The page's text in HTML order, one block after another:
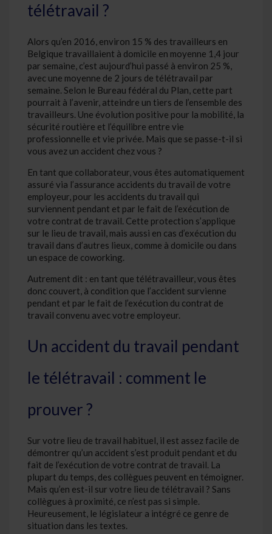
télétravail ?
Alors qu’en 2016, environ 15 % des travailleurs en
Belgique travaillaient à domicile en moyenne 1,4 jour
par semaine, c’est aujourd’hui passé à environ 25 %,
avec une moyenne de 2 jours de télétravail par
semaine. Selon le Bureau fédéral du Plan, cette part
pourrait à l’avenir, atteindre un tiers de l’ensemble des
travailleurs. Une évolution positive pour la mobilité, la
sécurité routière et l’équilibre entre vie
professionnelle et vie privée. Mais que se passe-t-il si
vous avez un accident chez vous ?
En tant que collaborateur, vous êtes automatiquement
assuré via l’assurance accidents du travail de votre
employeur, pour les accidents du travail qui
surviennent pendant et par le fait de l’exécution de
votre contrat de travail. Cette protection s’applique
sur le lieu de travail, mais aussi en cas d’exécution du
travail dans d’autres lieux, comme à domicile ou dans
un espace de coworking.
Autrement dit : en tant que télétravailleur, vous êtes
donc couvert, à condition que l’accident survienne
pendant et par le fait de l’exécution du contrat de
travail convenu avec votre employeur.
Un accident du travail pendant
le télétravail : comment le
prouver ?
Sur votre lieu de travail habituel, il est assez facile de
démontrer qu’un accident s’est produit pendant et du
fait de l’exécution de votre contrat de travail. La
plupart du temps, des collègues peuvent en témoigner.
Mais qu’en est-il sur votre lieu de télétravail ? Sans
collègues à proximité, ce n’est pas si simple.
Heureusement, le législateur a intégré ce genre de
situation dans les textes.